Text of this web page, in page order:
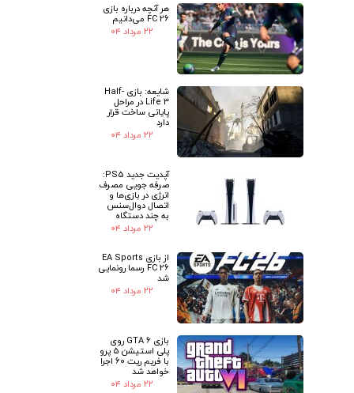
هر آنچه درباره بازی
FC 26 می‌دانیم
۲۲ مرداد ۰۴
شایعه: بازی Half-
Life 3 در مراحل
پایانی ساخت قرار
دارد
۲۲ مرداد ۰۴
آپدیت جدید PS5:
صرفه جویی مصرف
انرژی در بازی‌ها و
اتصال دوال‌سنس
به چند دستگاه
۲۲ مرداد ۰۴
از بازی EA Sports
FC 26 رسما رونمایی
شد
۲۲ مرداد ۰۴
بازی GTA 6 روی
پلی استیشن 5 پرو
با فریم ریت 60 اجرا
خواهد شد
۲۲ مرداد ۰۴